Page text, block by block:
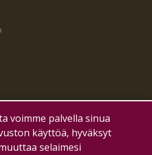
voimme palvella sinua
käyttöä, hyväksyt
selaimesi